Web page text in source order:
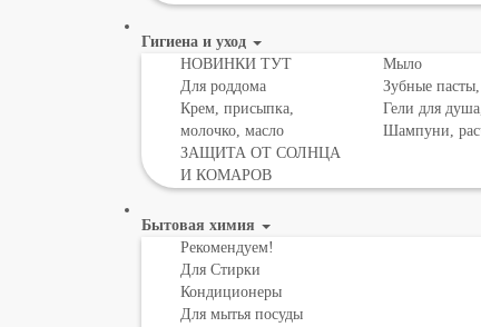
Гигиена и уход
НОВИНКИ ТУТ
Для роддома
Крем, присыпка,
молочко, масло
ЗАЩИТА ОТ СОЛНЦА
И КОМАРОВ
Мыло
Зубные
Гели для
Шампуни,
Бытовая химия
Рекомендуем!
Для Стирки
Кондиционеры
Для мытья посуды